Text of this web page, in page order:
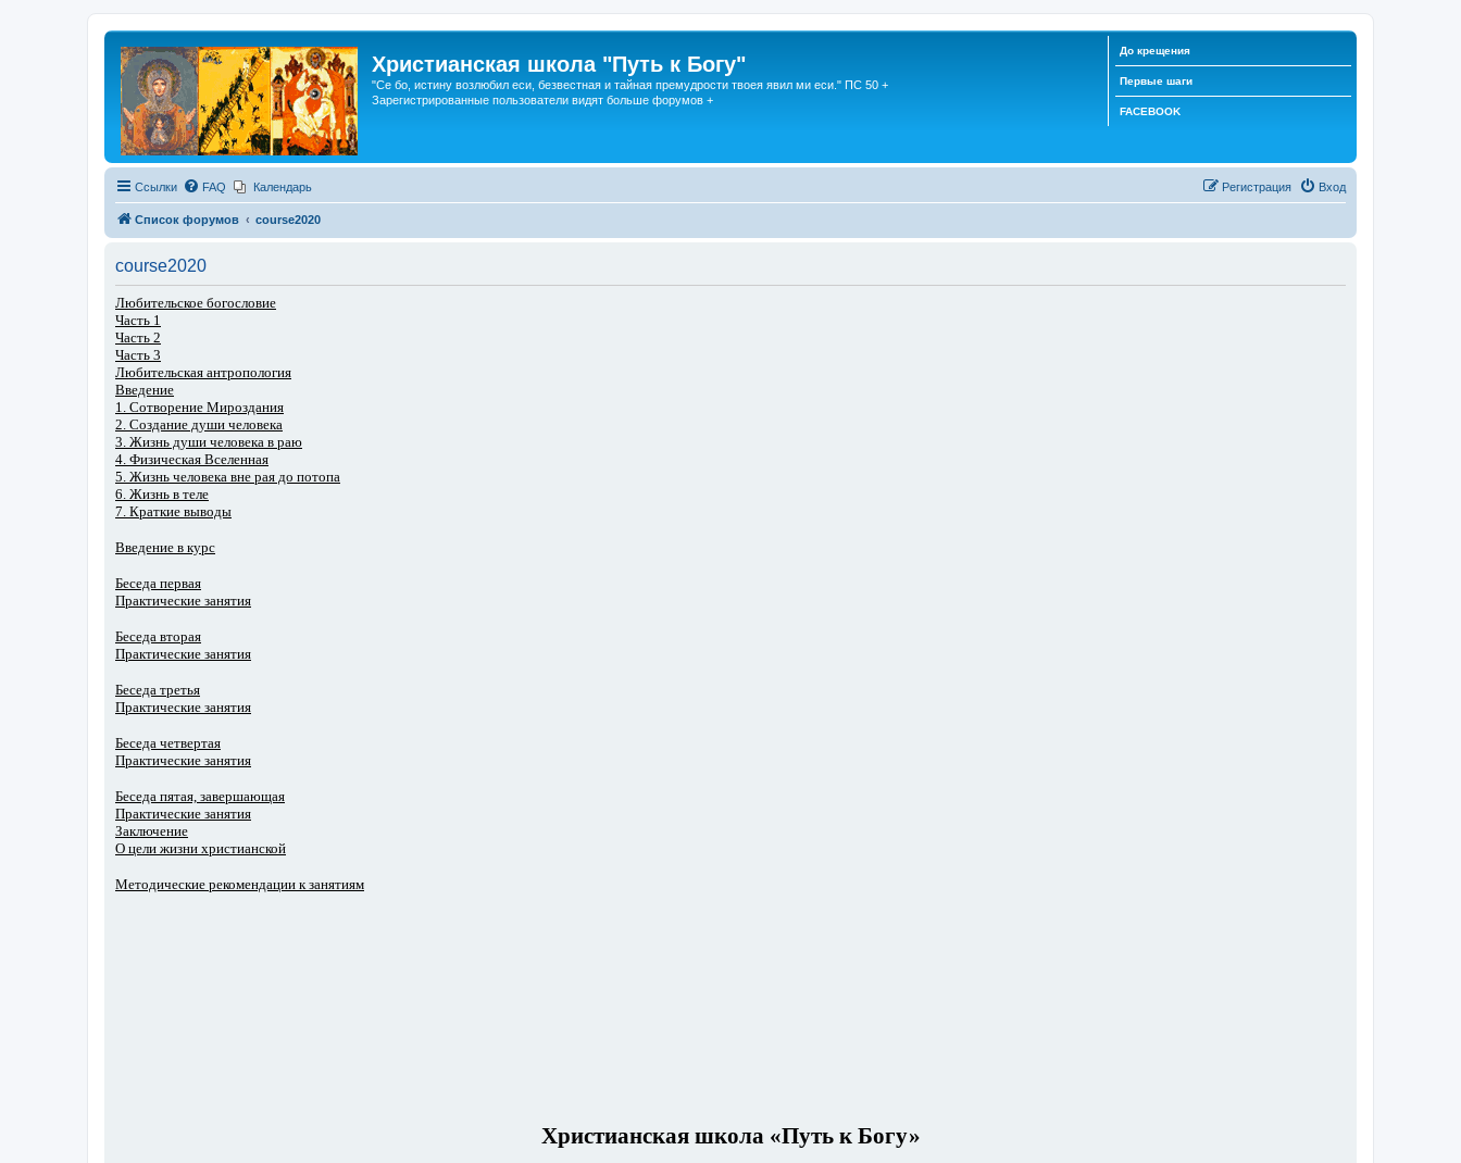
Христианская школа "Путь к Богу"
"Се бо, истину возлюбил еси, безвестная и тайная премудрости твоея явил ми еси." ПС 50 +
Зарегистрированные пользователи видят больше форумов +
До крещения
Первые шаги
FACEBOOK
Ссылки FAQ Календарь Вход
Регистрация
Список форумов course2020
course2020
Любительское богословие
Часть 1
Часть 2
Часть 3
Любительская антропология
Введение
1. Сотворение Мироздания
2. Создание души человека
3. Жизнь души человека в раю
4. Физическая Вселенная
5. Жизнь человека вне рая до потопа
6. Жизнь в теле
7. Краткие выводы
Введение в курс
Беседа первая
Практические занятия
Беседа вторая
Практические занятия
Беседа третья
Практические занятия
Беседа четвертая
Практические занятия
Беседа пятая, завершающая
Практические занятия
Заключение
О цели жизни христианской
Методические рекомендации к занятиям
Христианская школа «Путь к Богу»